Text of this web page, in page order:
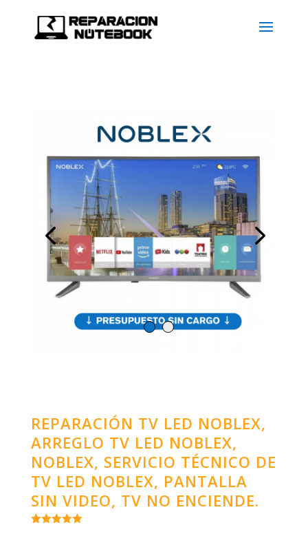
REPARACIÓN TV LED NOBLEX,
ARREGLO TV LED NOBLEX,
NOBLEX, SERVICIO TÉCNICO DE
TV LED NOBLEX, PANTALLA
SIN VIDEO, TV NO ENCIENDE.